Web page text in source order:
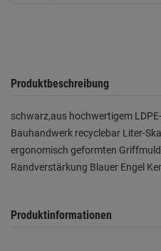
Produktbeschreibung
schwarz,aus hochwertigem
Bauhandwerk recyclebar Liter-
ergonomisch geformten
Randverstärkung Blauer Engel
Produktinformationen